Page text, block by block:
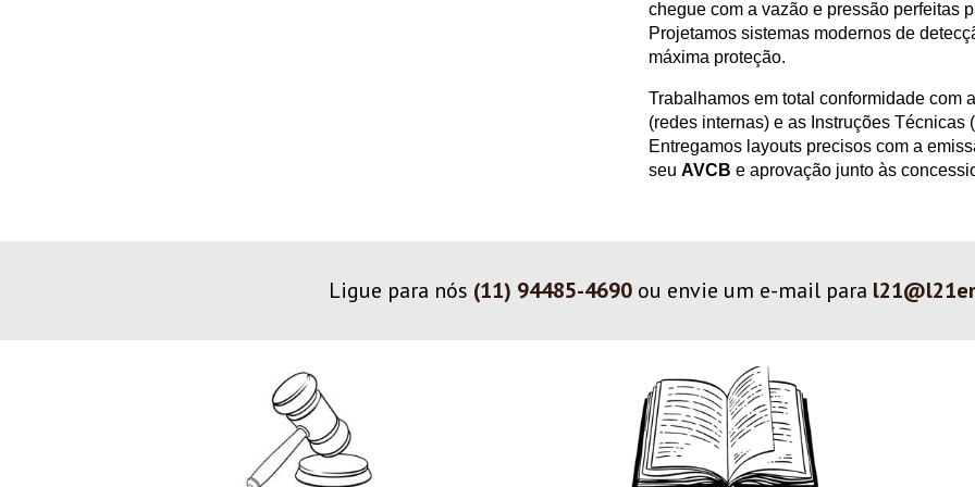
chegue com a vazão e pressão perfeitas
Projetamos sistemas modernos de
máxima proteção.
Trabalhamos em total conformidade com
(redes internas) e as Instruções Técnicas
Entregamos layouts precisos com a
seuAVCB e aprovação junto às
Ligue para nós (11) 94485-4690 ou envie um e-mail para